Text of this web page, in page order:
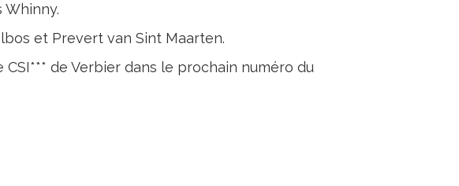
Whinny.
et Prevert van Sint Maarten.
de Verbier dans le prochain numéro du